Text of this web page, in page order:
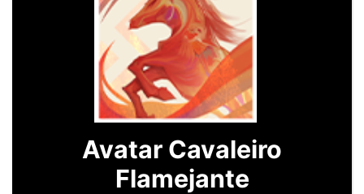
Avatar Cavaleiro
Flamejante